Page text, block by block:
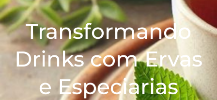
Transformando
Drinks com Ervas
e Especiarias